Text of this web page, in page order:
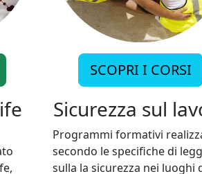
SCOPRI I CORSI
Sicurezza sul
Programmi formativi
secondo le specifiche di
sulla la sicurezza nei luoghi